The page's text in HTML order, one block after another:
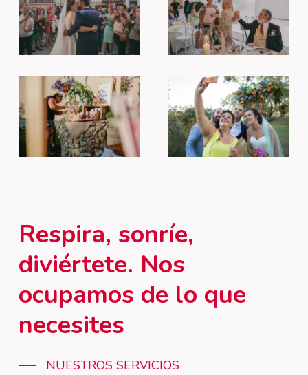
Respira, sonríe,
diviértete. Nos
ocupamos de lo que
necesites
NUESTROS SERVICIOS